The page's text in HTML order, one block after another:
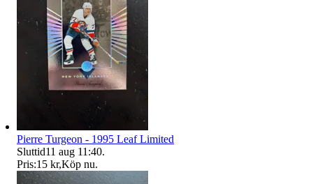
Pierre Turgeon - 1995 Leaf Limited
Sluttid11 aug 11:40.
Pris:15 kr,Köp nu.